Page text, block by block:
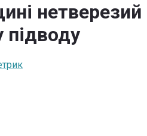
нетверезий
підводу